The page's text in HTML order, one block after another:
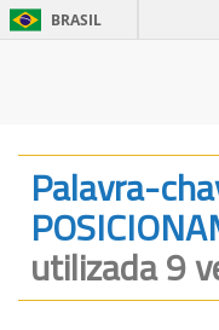
BRASIL
Palavra-
utilizada 9